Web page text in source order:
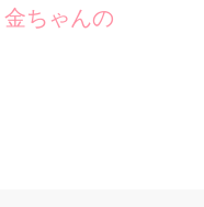
金ちゃんの